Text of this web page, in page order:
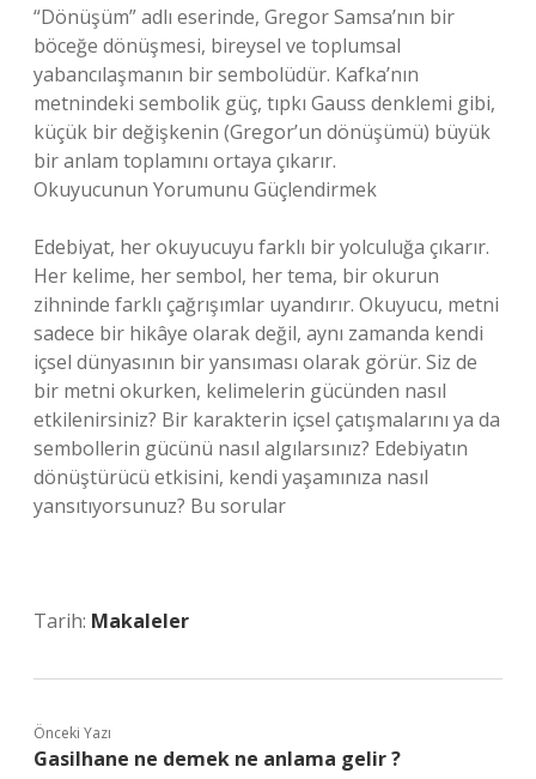
“Dönüşüm” adlı eserinde, Gregor Samsa’nın bir
böceğe dönüşmesi, bireysel ve toplumsal
yabancılaşmanın bir sembolüdür. Kafka’nın
metnindeki sembolik güç, tıpkı Gauss denklemi gibi,
küçük bir değişkenin (Gregor’un dönüşümü) büyük
bir anlam toplamını ortaya çıkarır.
Okuyucunun Yorumunu Güçlendirmek
Edebiyat, her okuyucuyu farklı bir yolculuğa çıkarır.
Her kelime, her sembol, her tema, bir okurun
zihninde farklı çağrışımlar uyandırır. Okuyucu, metni
sadece bir hikâye olarak değil, aynı zamanda kendi
içsel dünyasının bir yansıması olarak görür. Siz de
bir metni okurken, kelimelerin gücünden nasıl
etkilenirsiniz? Bir karakterin içsel çatışmalarını ya da
sembollerin gücünü nasıl algılarsınız? Edebiyatın
dönüştürücü etkisini, kendi yaşamınıza nasıl
yansıtıyorsunuz? Bu sorular
Tarih: Makaleler
Önceki Yazı
Gasilhane ne demek ne anlama gelir ?